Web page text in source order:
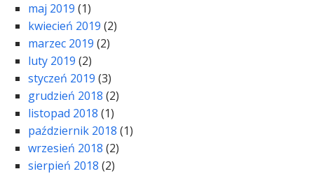
maj 2019 (1)
kwiecień 2019 (2)
marzec 2019 (2)
luty 2019 (2)
styczeń 2019 (3)
grudzień 2018 (2)
listopad 2018 (1)
październik 2018 (1)
wrzesień 2018 (2)
sierpień 2018 (2)